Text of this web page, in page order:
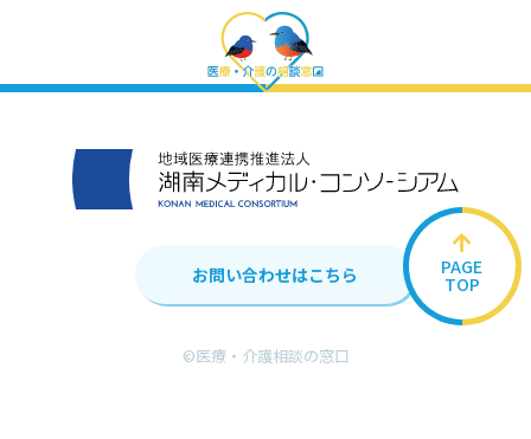
PAGE
TOP
お問い合わせはこちら
©︎医療・介護相談の窓口